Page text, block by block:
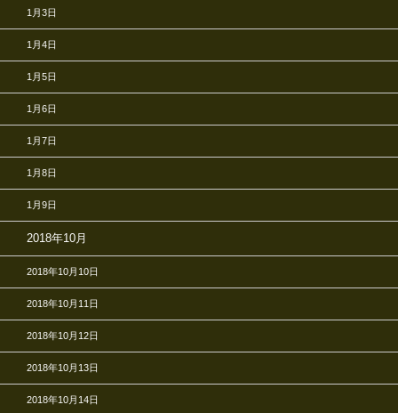
1月3日
1月4日
1月5日
1月6日
1月7日
1月8日
1月9日
2018年10月
2018年10月10日
2018年10月11日
2018年10月12日
2018年10月13日
2018年10月14日